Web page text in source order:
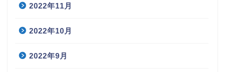
2022年11月
2022年10月
2022年9月